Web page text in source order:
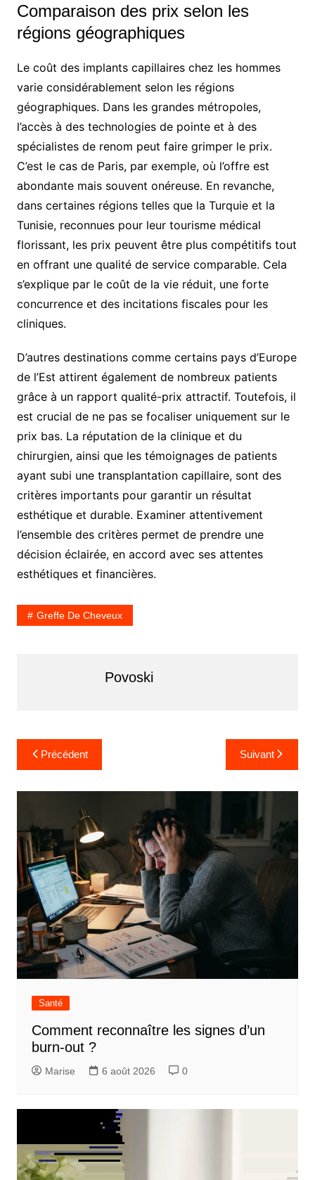
Comparaison des prix selon les
régions géographiques
Le coût des implants capillaires chez les hommes
varie considérablement selon les régions
géographiques. Dans les grandes métropoles,
l’accès à des technologies de pointe et à des
spécialistes de renom peut faire grimper le prix.
C’est le cas de Paris, par exemple, où l’offre est
abondante mais souvent onéreuse. En revanche,
dans certaines régions telles que la Turquie et la
Tunisie, reconnues pour leur tourisme médical
florissant, les prix peuvent être plus compétitifs tout
en offrant une qualité de service comparable. Cela
s’explique par le coût de la vie réduit, une forte
concurrence et des incitations fiscales pour les
cliniques.
D’autres destinations comme certains pays d’Europe
de l’Est attirent également de nombreux patients
grâce à un rapport qualité-prix attractif. Toutefois, il
est crucial de ne pas se focaliser uniquement sur le
prix bas. La réputation de la clinique et du
chirurgien, ainsi que les témoignages de patients
ayant subi une transplantation capillaire, sont des
critères importants pour garantir un résultat
esthétique et durable. Examiner attentivement
l’ensemble des critères permet de prendre une
décision éclairée, en accord avec ses attentes
esthétiques et financières.
Greffe De Cheveux
Povoski
Navigation
de
l’article
Précédent Suivant
Santé
Comment reconnaître les signes d’un
burn-out ?
Marise 6 août 2026 0